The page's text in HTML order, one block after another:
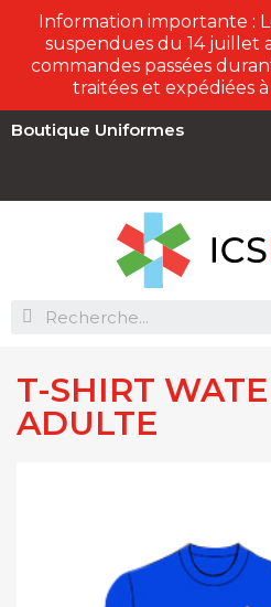
Information importante :
suspendues du 14 juillet
commandes passées
traitées et expédiées
Boutique Uniformes
T-SHIRT
ADULTE